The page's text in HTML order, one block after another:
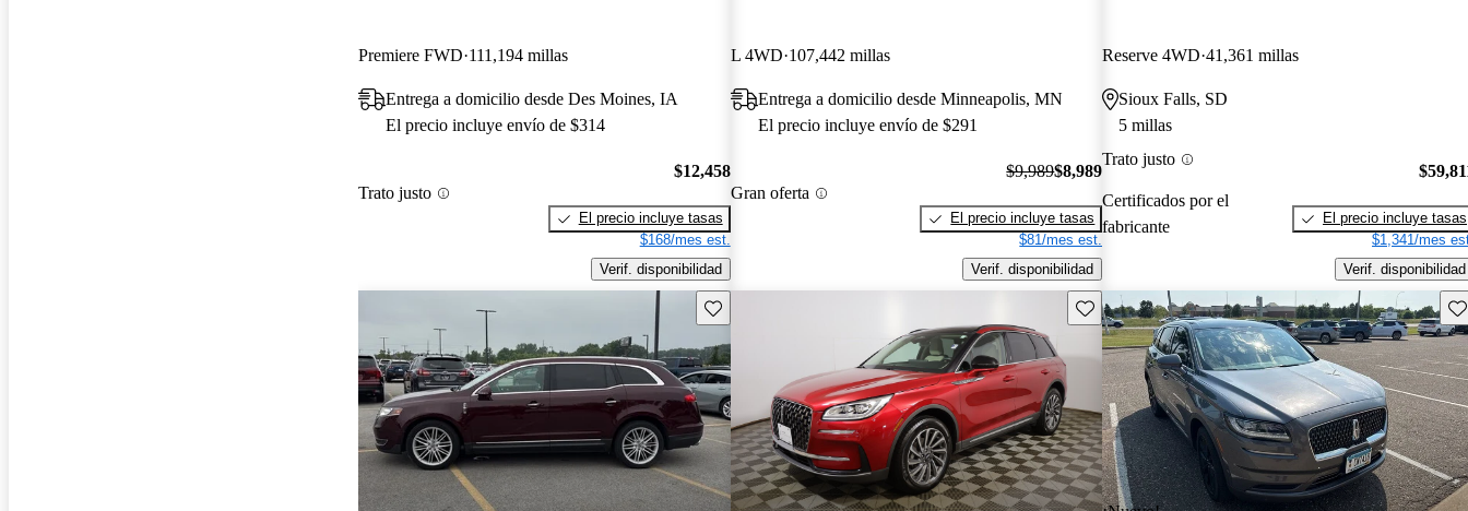
Premiere FWD 111,194 millas
Entrega a domicilio desde Des Moines, IA
El precio incluye envío de $314
Trato justo
$12,458
El precio incluye tasas
$168/mes est.
Verif. disponibilidad
L 4WD 107,442 millas
Entrega a domicilio desde Minneapolis, MN
El precio incluye envío de $291
Gran oferta
$9,989$8,989
El precio incluye tasas
$81/mes est.
Verif. disponibilidad
Reserve 4WD 41,361 millas
Sioux Falls, SD
5 millas
Trato justo
Certificados por el
fabricante
El precio incluye tasas
$1,341/mes
Verif. disponibilidad
Guarda este Aviso Guarda este Aviso